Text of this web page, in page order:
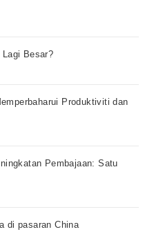
Besar?
Produktiviti dan
Pembajaan: Satu
di pasaran China